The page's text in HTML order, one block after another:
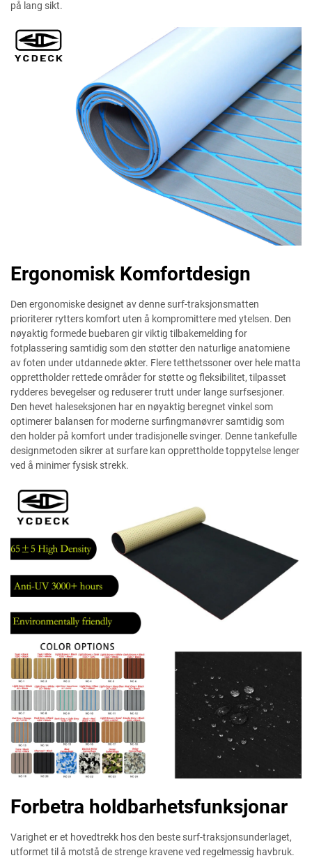
på lang sikt.
Ergonomisk Komfortdesign
Den ergonomiske designet av denne surf-traksjonsmatten
prioriterer rytters komfort uten å kompromittere med ytelsen. Den
nøyaktig formede buebaren gir viktig tilbakemelding for
fotplassering samtidig som den støtter den naturlige anatomiene
av foten under utdannede økter. Flere tetthetssoner over hele matta
opprettholder rettede områder for støtte og fleksibilitet, tilpasset
rydderes bevegelser og reduserer trutt under lange surfsesjoner.
Den hevet haleseksjonen har en nøyaktig beregnet vinkel som
optimerer balansen for moderne surfingmanøvrer samtidig som
den holder på komfort under tradisjonelle svinger. Denne tankefulle
designmetoden sikrer at surfare kan opprettholde toppytelse lenger
ved å minimer fysisk strekk.
Forbetra holdbarhetsfunksjonar
Varighet er et hovedtrekk hos den beste surf-traksjonsunderlaget,
utformet til å motstå de strenge kravene ved regelmessig havbruk.